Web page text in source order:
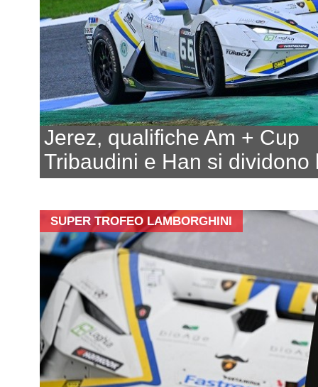
Jerez, qualifiche Am + Cup
Tribaudini e Han si dividono
SUPER TROFEO LAMBORGHINI